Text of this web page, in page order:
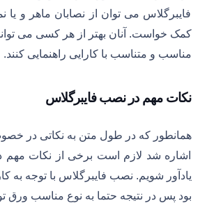
فایبرگلاس می توان از نصابان ماهر و
کمک خواست. آنان بهتر از هر کسی می
مناسب و متناسب با کارایی راهنمایی کنند.
نکات مهم در نصب فایبرگلاس
همانطور که در طول متن به نکاتی در
اشاره شد لازم است برخی از نکات
یادآور شویم. نصب فایبرگلاس با توجه به
بود پس در نتیجه حتما به نوع مناسب ورق